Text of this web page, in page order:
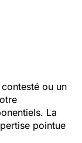
ou un
La
pointue